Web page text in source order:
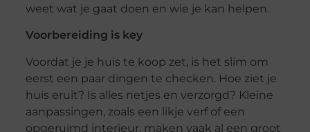
weet wat je gaat doen en wie je kan helpen.
Voorbereiding is key
Voordat je je huis te koop zet, is het slim om
eerst een paar dingen te checken. Hoe ziet je
huis eruit? Is alles netjes en verzorgd? Kleine
aanpassingen, zoals een likje verf of een
opgeruimd interieur, maken vaak al een groot